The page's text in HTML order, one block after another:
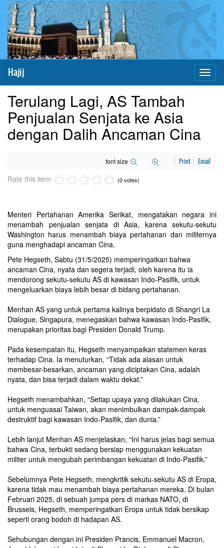
Hajij
Terulang Lagi, AS Tambah
Penjualan Senjata ke Asia
dengan Dalih Ancaman Cina
font size Print Email
Rate this item (0 votes)
Menteri Pertahanan Amerika Serikat, mengatakan negara ini
menambah penjualan senjata di Asia, karena sekutu-sekutu
Washington harus menambah biaya pertahanan dan militernya
guna menghadapi ancaman Cina.
Pete Hegseth, Sabtu (31/5/2025) memperingatkan bahwa
ancaman Cina, nyata dan segera terjadi, oleh karena itu ia
mendorong sekutu-sekutu AS di kawasan Indo-Pasifik, untuk
mengeluarkan biaya lebih besar di bidang pertahanan.
Menhan AS yang untuk pertama kalinya berpidato di Shangri La
Dialogue, Singapura, menegaskan bahwa kawasan Indo-Pasifik,
merupakan prioritas bagi Presiden Donald Trump.
Pada kesempatan itu, Hegseth menyampaikan statemen keras
terhadap Cina. Ia menuturkan, “Tidak ada alasan untuk
membesar-besarkan, ancaman yang diciptakan Cina, adalah
nyata, dan bisa terjadi dalam waktu dekat.”
Hegseth menambahkan, “Setiap upaya yang dilakukan Cina,
untuk menguasai Taiwan, akan menimbulkan dampak-dampak
destruktif bagi kawasan Indo-Pasifik, dan dunia.”
Lebih lanjut Menhan AS menjelaskan, “Ini harus jelas bagi semua
bahwa Cina, terbukti sedang bersiap menggunakan kekuatan
militer untuk mengubah perimbangan kekuatan di Indo-Pasifik.”
Sebelumnya Pete Hegseth, mengkritik sekutu-sekutu AS di Eropa,
karena tidak mau menambah biaya pertahanan mereka. Di bulan
Februari 2025, di sebuah jumpa pers di markas NATO, di
Brussels, Hegseth, memperingatkan Eropa untuk tidak bersikap
seperti orang bodoh di hadapan AS.
Sehubungan dengan ini Presiden Prancis, Emmanuel Macron,